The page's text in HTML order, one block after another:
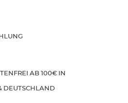
AB 100€ IN
DEUTSCHLAND